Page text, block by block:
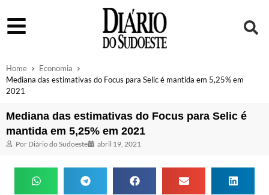
Home
Economia
Mediana das estimativas do Focus para Selic é mantida em 5,25% em
2021
Mediana das estimativas do Focus para Selic é
mantida em 5,25% em 2021
Por Diário do Sudoeste abril 19, 2021